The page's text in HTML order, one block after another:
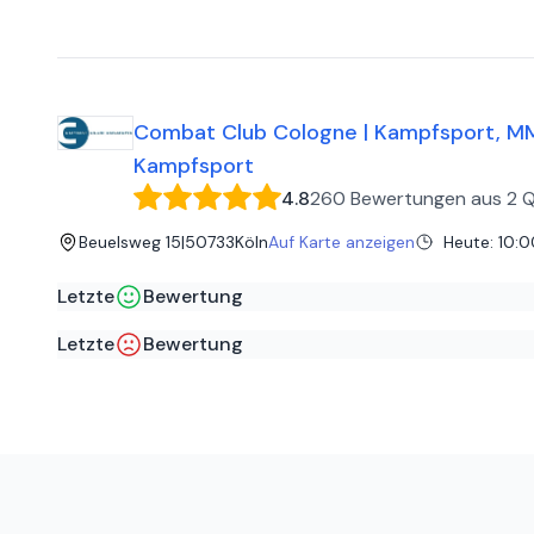
Nicht zu empfehlen. Nachdem der Besitzer die Echtheit der Rezension anzweifelte eine Aktualisierung: Ja Herr Inhaber trotz der Tatsache dass meine Bewertungen aus Stuttgart und
Combat Club Cologne | Kampfsport,
Kampfsport
4.8260 Bewertungen aus 2
Beuelsweg 15|50733KölnAuf Karte anzeigen Heute:
Letzte Bewertung
Letzte Bewertung